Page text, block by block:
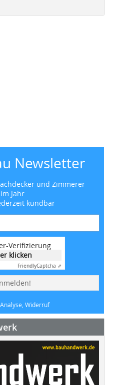
Newsletter
und Zimmerer
Jahr
kündbar
Verifizierung
klicken
FriendlyCaptcha ⇗
Widerruf